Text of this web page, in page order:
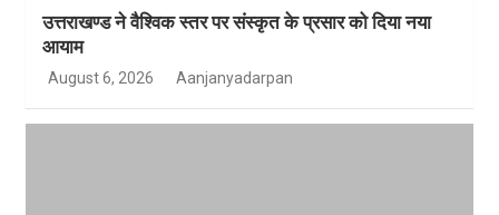
उत्तराखण्ड ने वैश्विक स्तर पर संस्कृत के प्रसार को दिया नया
आयाम
August 6, 2026 Aanjanyadarpan